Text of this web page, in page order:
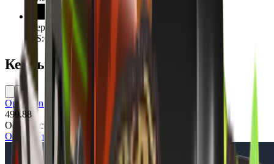
Версия модели
CS:GO
Кейсы
Operation Broken Fang Case
499.88
Осмотр скина
Осмотреть в игре